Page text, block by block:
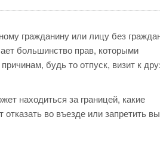
гражданину или лицу без
большинство прав, которыми
будь то отпуск, визит к
находиться за границей, какие
во въезде или запретить